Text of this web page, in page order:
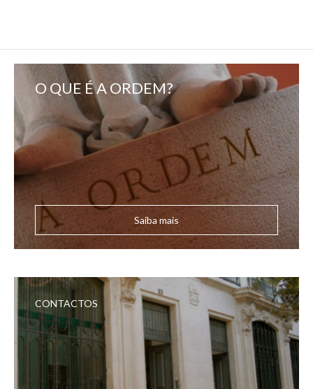
O QUE É A ORDEM?
Saiba mais
CONTACTOS